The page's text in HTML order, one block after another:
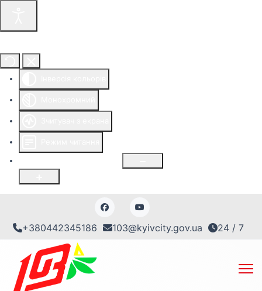
+380442345186 103@kyivcity.gov.ua 24 / 7